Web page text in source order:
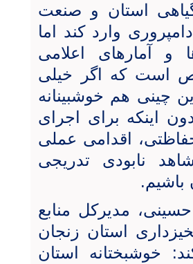
استان و صنعت
وارد کند اما
و آمارهای اعلامی
است که اگر خیلی
چینی هم خوشبینانه
اینکه برای اجرای
اقدامی عملی
نابودی تدریجی
باشیم.
مدیرکل منابع
استان زنجان
خوشبختانه استان